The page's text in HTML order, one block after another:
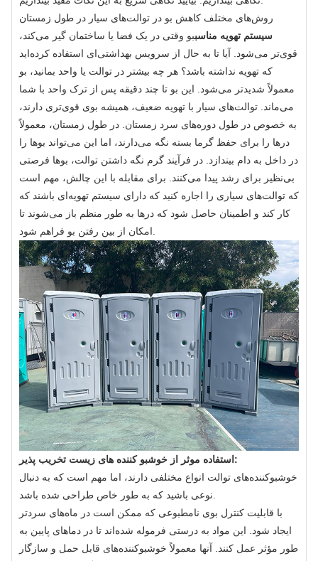
سیستم تهویه مناسببو وقتی در یک فضا یا ساختمان گیر می‌کند،
قوی‌تر می‌شود. آیا تا به حال از سرویس بهداشتی‌ای استفاده کرده‌اید
که تهویه نداشته باشد؟ هر چه بیشتر در توالت یا واحد بمانید، بو
معمولاً شدیدتر می‌شود. این بو تا چند دقیقه پس از ترک واحد با شما
می‌ماند. توالت‌های سیار با تهویه ضعیف، همیشه بوی قوی‌تری دارند،
به خصوص در طول دوره‌های سرد زمستان. در طول زمستان، معمولاً
درها را برای حفظ گرما بسته نگه می‌دارند، اما این می‌تواند بوها را
در داخل به دام بیندازد. در فرآیند گرم نگه داشتن توالت، بوها فرصتی
بی‌نظیر برای رشد پیدا می‌کنند. برای مقابله با این چالش، مهم است
که توالت‌های سیاری را اجاره کنید که دارای سیستم تهویه‌ای باشند که
کار کند و اطمینان حاصل شود که درها به طور منظم باز می‌شوند تا
استفاده موثر از خوشبو کننده های زیست تخریب پذیر:
خوشبوکننده‌های توالت انواع مختلفی دارند، اما مهم است که به دنبال
با قابلیت کنترل بوی نامطبوعی که ممکن است در ماه‌های سردتر
ایجاد شود. این مواد به درستی فرموله شده‌اند تا در دماهای پایین به
طور مؤثر عمل کنند. آنها معمولاً خوشبوکننده‌های قابل حمل و سازگار